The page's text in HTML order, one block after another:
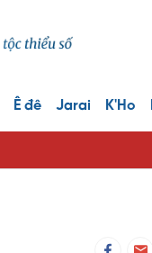
Ê đê Jarai K'Ho